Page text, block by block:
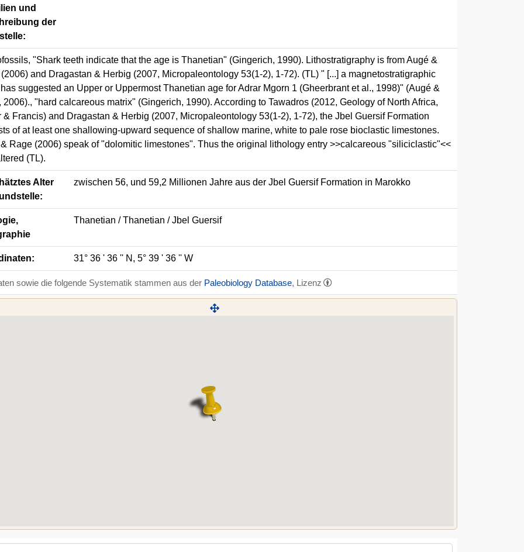
und
der
"Shark teeth indicate that the age is Thanetian" (Gingerich, 1990). Lithostratigraphy is from Augé &
and Dragastan & Herbig (2007, Micropaleontology 53(1-2), 1-72). (TL) " [...] a magnetostratigraphic
suggested an Upper or Uppermost Thanetian age for Adrar Mgorn 1 (Gheerbrant et al., 1998)" (Augé &
2006)., "hard calcareous matrix" (Gingerich, 1990). According to Tawadros (2012, Geology of North Africa,
& Francis) and Dragastan & Herbig (2007, Micropaleontology 53(1-2), 1-72), the Jbel Guersif Formation
of at least one shallowing-upward sequence of shallow marine, white to pale rose bioclastic limestones.
Rage (2006) speak of "dolomitic limestones". Thus the original lithology entry >>calcareous "siliciclastic"<<
(TL).
Alter
zwischen 56, und 59,2 Millionen Jahre aus der Jbel Guersif Formation in Marokko
Thanetian / Thanetian / Jbel Guersif
31° 36 ' 36 '' N, 5° 39 ' 36 '' W
sowie die folgende Systematik stammen aus der Paleobiology Database, Lizenz